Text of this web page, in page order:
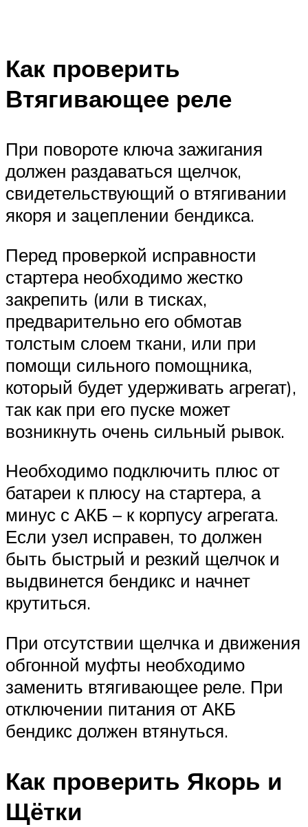
Как проверить
Втягивающее реле
При повороте ключа зажигания
должен раздаваться щелчок,
свидетельствующий о втягивании
якоря и зацеплении бендикса.
Перед проверкой исправности
стартера необходимо жестко
закрепить (или в тисках,
предварительно его обмотав
толстым слоем ткани, или при
помощи сильного помощника,
который будет удерживать агрегат),
так как при его пуске может
возникнуть очень сильный рывок.
Необходимо подключить плюс от
батареи к плюсу на стартера, а
минус с АКБ – к корпусу агрегата.
Если узел исправен, то должен
быть быстрый и резкий щелчок и
выдвинется бендикс и начнет
крутиться.
При отсутствии щелчка и движения
обгонной муфты необходимо
заменить втягивающее реле. При
отключении питания от АКБ
бендикс должен втянуться.
Как проверить Якорь и
Щётки